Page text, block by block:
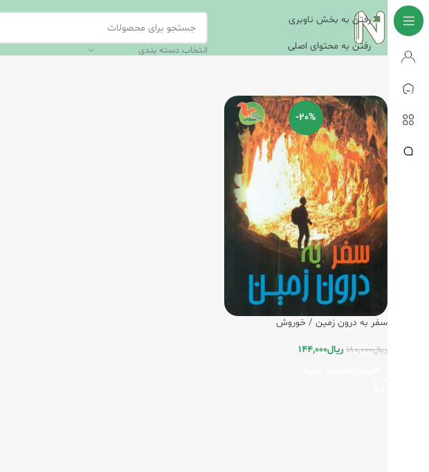
رفتن به بخش ناوبری
رفتن به محتوای اصلی
انتخاب دسته بندی
-20%
سفر به درون زمین / خوروش
ریال180,000 ریال144,000